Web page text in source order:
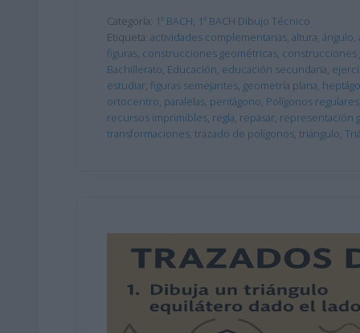
Categoría: 1º BACH, 1º BACH Dibujo Técnico
Etiqueta: actividades complementarias, altura, ángulo,
figuras, construcciones geométricas, construcciones
Bachillerato, Educación, educación secundaria,
estudiar, figuras semejantes, geometría plana,
ortocentro, paralelas, pentágono, Polígonos regulares
recursos imprimibles, regla, repasar, representación
transformaciones, trazado de polígonos, triángulo,